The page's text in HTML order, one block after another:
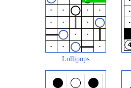
Lollipops